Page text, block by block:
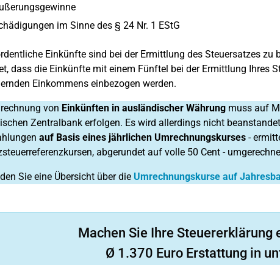
im Sinne des § 24 Nr. 1 EStG
Einkünfte sind bei der Ermittlung des Steuersatzes zu
dass die Einkünfte mit einem Fünftel bei der Ermittlung Ihres
Einkommens einbezogen werden.
von Einkünften in ausländischer Währung muss auf
Zentralbank erfolgen. Es wird allerdings nicht
auf Basis eines jährlichen Umrechnungskurses-
abgerundet auf volle 50 Cent -
Sie eine Übersicht über die Umrechnungskurse auf
Machen Sie Ihre Steuererklärung
Ø 1.370 Euro Erstattung in